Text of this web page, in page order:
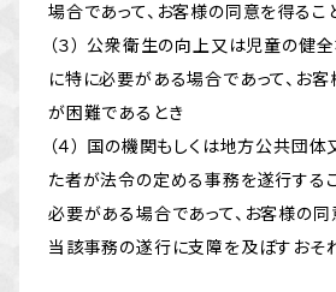
場合であって、お客様の同意を得るこ
（３） 公衆衛生の向上又は児童の健
に特に必要がある場合であって、お
が困難であるとき
（４） 国の機関もしくは地方公共団
た者が法令の定める事務を遂行する
必要がある場合であって、お客様の同
当該事務の遂行に支障を及ぼすおそ